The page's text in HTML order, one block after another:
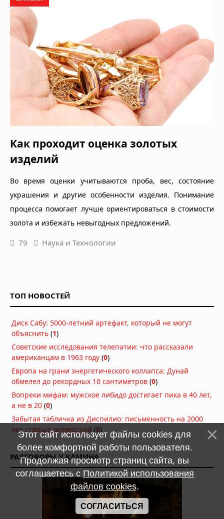
Как проходит оценка золотых
изделий
Во время оценки учитываются проба, вес, состояние
украшения и другие особенности изделия. Понимание
процесса помогает лучше ориентироваться в стоимости
золота и избежать невыгодных предложений.
79 Наука и Технологии
ТОП НОВОСТЕЙ
Диск Сабу: 5000-летний артефакт, который не могут
объяснить (1)
Советские исследования телепатии: что рассказали
американцам в 1963 году (0)
Европа на грани энергетического коллапса: Дунай
обмелел до рекордных 10 сантиметров (0)
Вопреки мифам: мужское либидо достигает пика в 40 лет,
а не в 20 (0)
Забытая табличка из Диспилио: письменность на 2000
лет старше шумерской (0)
РАЗГОВОРЫ У КАМИНА
Этот сайт использует файлы cookies для
более комфортной работы пользователя.
Продолжая просмотр страниц сайта, вы
соглашаетесь с Политикой использования
файлов cookies.
СОГЛАСИТЬСЯ